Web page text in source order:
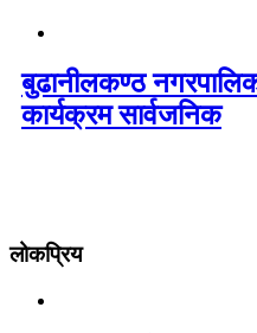
बुढानीलकण्ठ
कार्यक्रम सार्वजनिक
लोकप्रिय